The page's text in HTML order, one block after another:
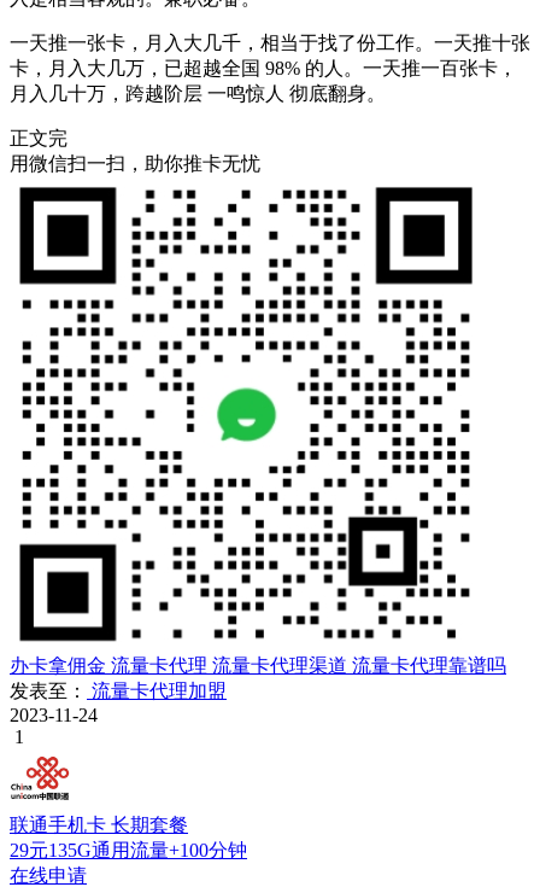
一天推一张卡，月入大几千，相当于找了份工作。一天推十张
卡，月入大几万，已超越全国 98% 的人。一天推一百张卡，
月入几十万，跨越阶层 一鸣惊人 彻底翻身。
正文完
用微信扫一扫，助你推卡无忧
办卡拿佣金 流量卡代理 流量卡代理渠道 流量卡代理靠谱吗
发表至：
流量卡代理加盟
2023-11-24
1
联通手机卡 长期套餐
29元135G通用流量+100分钟
在线申请